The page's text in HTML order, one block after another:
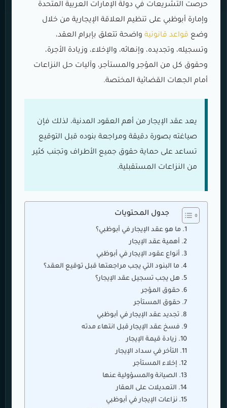
حرصت التشريعات في دولة الإمارات العربية المتحدة
وإمارة أبوظبي على تنظيم العلاقة الإيجارية من خلال
وضع قواعد قانونية واضحة تتعلق بإبرام العقد،
وتسجيله، وتجديده، وإنهائه، والإخلاء، وزيادة الأجرة،
وحقوق كل من المؤجر والمستأجر، وآليات حل النزاعات
أمام الجهات القضائية المختصة.
يعد عقد الإيجار من أهم العقود المدنية، لذلك فإن
صياغته بصورة دقيقة ومراجعة بنوده قبل التوقيع
تساعد على حماية حقوق جميع الأطراف وتجنب كثير
من النزاعات المستقبلية.
جدول المحتويات
ما هو عقد الإيجار في أبوظبي؟
أهمية عقد الإيجار
أنواع عقود الإيجار في أبوظبي
ما البنود التي يجب مراجعتها قبل توقيع العقد؟
هل يجب تسجيل عقد الإيجار؟
حقوق المؤجر
حقوق المستأجر
تجديد عقد الإيجار في أبوظبي
فسخ عقد الإيجار قبل انتهاء مدته
زيادة قيمة الإيجار
التأخر في سداد الإيجار
إخلاء المستأجر
الصيانة والمسؤولية عنها
التعديلات على العقار
نزاعات الإيجار في أبوظبي